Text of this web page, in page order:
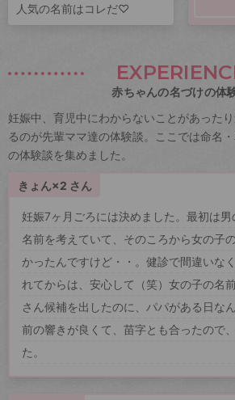
人気の名前はコレだ♡
赤ちゃんの名づけの体
妊娠中、育児中にわからないことがあった
るのが先輩ママ達の体験談。ここでは命名
の体験談を集めました。
きょん×2 さん
妊娠7ヶ月ごろには決めました。最初は
名前を考えていて、そのころから女の子
かったんですけど・・。健診で間違いな
れてからは、安心して（笑）女の子の名
さん候補を出したのに、パパがある日な
前の響きが良くて、苗字とも合ったので
た。